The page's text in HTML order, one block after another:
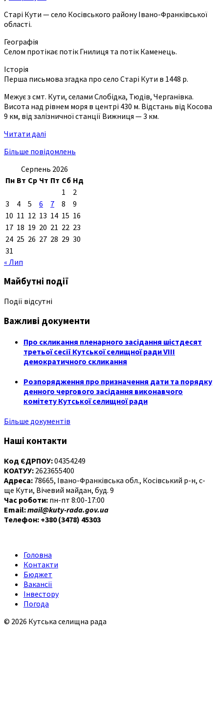
Старі Кути — село Косівського району Івано-Франківської
області.
Географія
Селом протікає потік Гнилиця та потік Каменець.
Історія
Перша письмова згадка про село Старі Кути в 1448 р.
Межує з смт. Кути, селами Слобідка, Тюдів, Черганівка.
Висота над рівнем моря в центрі 430 м. Відстань від Косова
9 км, від залізничної станції Вижниця — 3 км.
Читати далі
Більше повідомлень
Серпень 2026
Пн Вт Ср Чт Пт Сб Нд
1
2
3
4 5 6 7 8
9
10 11 12 13 14 15 16
17 18 19 20 21 22 23
24 25 26 27 28 29 30
31
« Лип
Майбутні події
Події відсутні
Важливі документи
Про скликання пленарного засідання шістдесят
третьої сесії Кутської селищної ради VIII
демократичного скликання
Розпорядження про призначення дати та порядку
денного чергового засідання виконавчого
комітету Кутської селищної ради
Більше документів
Наші контакти
Код ЄДРПОУ:04354249
КОАТУУ: 2623655400
Адреса: 78665, Івано-Франківська обл., Косівський р-н, с-
ще Кути, Вічевий майдан, буд. 9
Час роботи: пн-пт 8:00-17:00
Email:mail@kuty-rada.gov.ua
Телефон: +380 (3478) 45303
Головна
Контакти
Бюджет
Вакансії
Інвестору
Погода
© 2026 Кутська селищна рада